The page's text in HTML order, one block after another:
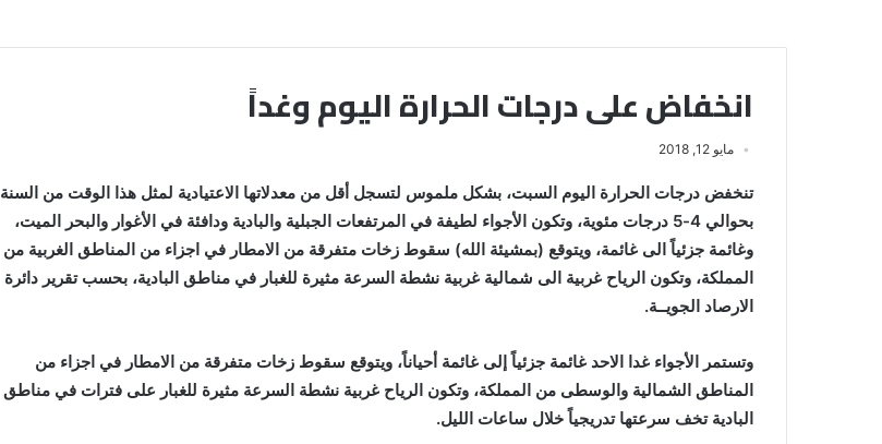
انخفاض على درجات الحرارة اليوم وغداً
مايو 12, 2018
تنخفض درجات الحرارة اليوم السبت، بشكل ملموس لتسجل أقل من معدلاتها الاعتيادية لمثل هذا الوقت من السنة
بحوالي 4-5 درجات مئوية، وتكون الأجواء لطيفة في المرتفعات الجبلية والبادية ودافئة في الأغوار والبحر الميت،
وغائمة جزئياً الى غائمة، ويتوقع (بمشيئة الله) سقوط زخات متفرقة من الامطار في اجزاء من المناطق الغربية من
المملكة، وتكون الرياح غربية الى شمالية غربية نشطة السرعة مثيرة للغبار في مناطق البادية، بحسب تقرير دائرة
الارصاد الجويــة.
وتستمر الأجواء غدا الاحد غائمة جزئياً إلى غائمة أحياناً، ويتوقع سقوط زخات متفرقة من الامطار في اجزاء من
المناطق الشمالية والوسطى من المملكة، وتكون الرياح غربية نشطة السرعة مثيرة للغبار على فترات في مناطق
البادية تخف سرعتها تدريجياً خلال ساعات الليل.